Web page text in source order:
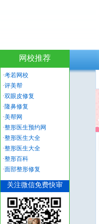
网校推荐
·考若网校
·评美帮
·双眼皮修复
·隆鼻修复
·美帮网
·整形医生预约网
·整形医生大全
·整形医生大全
·整形百科
·面部整形修复
关注微信免费快审